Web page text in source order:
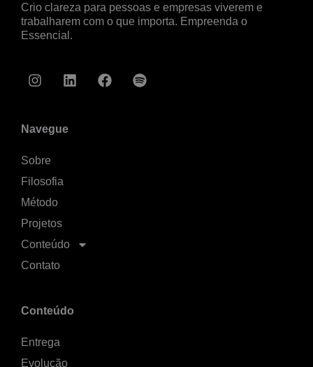
Crio clareza para pessoas e empresas viverem e
trabalharem com o que importa. Empreenda o
Essencial.
Navegue
Sobre
Filosofia
Método
Projetos
Conteúdo
Contato
Conteúdo
Entrega
Evolução